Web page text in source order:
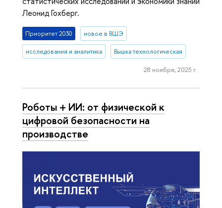
Леонид Гохберг.
Приоритет 2030 новое в ВШЭ
исследования и аналитика Вышка технологическая
28 ноября, 2025 г.
Роботы + ИИ: от физической к
цифровой безопасности на
производстве